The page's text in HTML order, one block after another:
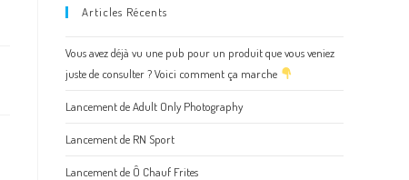
Articles Récents
Vous avez déjà vu une pub pour un produit que vous veniez
juste de consulter ? Voici comment ça marche
Lancement de Adult Only Photography
Lancement de RN Sport
Lancement de Ô Chauf Frites